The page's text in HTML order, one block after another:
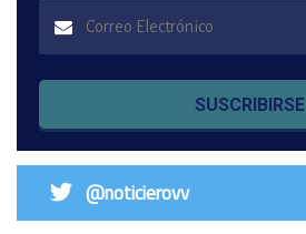
SUSCRIBIRSE
@noticierovv